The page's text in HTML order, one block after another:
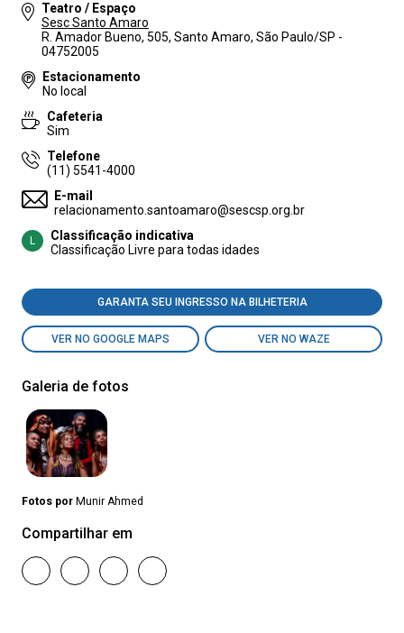
Teatro / Espaço
Sesc Santo Amaro
R. Amador Bueno, 505, Santo Amaro, São Paulo/SP -
04752005
Estacionamento
No local
Cafeteria
Sim
Telefone
(11) 5541-4000
E-mail
relacionamento.santoamaro@sescsp.org.br
L
Classificação indicativa
Classificação Livre para todas idades
GARANTA SEU INGRESSO NA BILHETERIA
VER NO GOOGLE MAPS VER NO WAZE
Galeria de fotos
Fotos por Munir Ahmed
Compartilhar em